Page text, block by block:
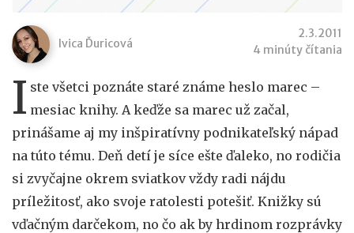
Ivica Ďuricová
2.3.2011
4 minúty čítania
I ste všetci poznáte staré známe heslo marec –
mesiac knihy. A keďže sa marec už začal,
prinášame aj my inšpiratívny podnikateľský nápad
na túto tému. Deň detí je síce ešte ďaleko, no rodičia
si zvyčajne okrem sviatkov vždy radi nájdu
príležitosť, ako svoje ratolesti potešiť. Knižky sú
vďačným darčekom, no čo ak by hrdinom rozprávky